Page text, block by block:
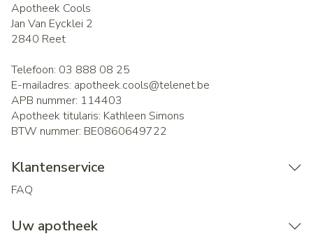
Apotheek Cools
Jan Van Eycklei 2
2840 Reet
Telefoon: 03 888 08 25
E-mailadres: apotheek.cools@telenet.be
APB nummer: 114403
Apotheek titularis: Kathleen Simons
BTW nummer: BE0860649722
Klantenservice
FAQ
Uw apotheek